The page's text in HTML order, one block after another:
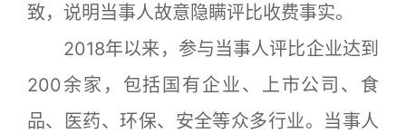
致，说明当事人故意隐瞒评比收费事实。
2018年以来，参与当事人评比企业达到
200余家，包括国有企业、上市公司、食
品、医药、环保、安全等众多行业。当事人